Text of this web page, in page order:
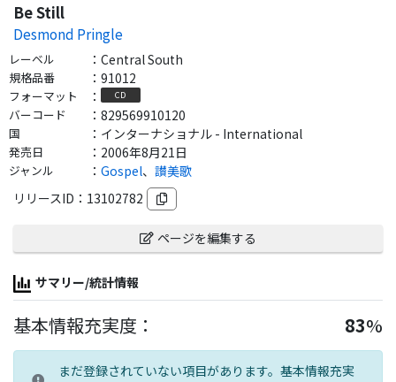
Be Still
Desmond Pringle
レーベル ： Central South
規格品番 ： 91012
フォーマット ： CD
バーコード ： 829569910120
国 ： インターナショナル - International
発売日 ： 2006年8月21日
ジャンル ： Gospel、 讃美歌
リリースID： 13102782
ページを編集する
サマリー/統計情報
基本情報充実度： 83%
まだ登録されていない項目があります。基本情報充実